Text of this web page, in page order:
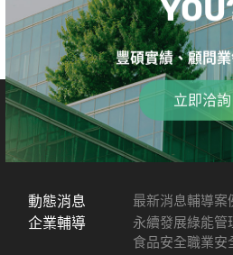
豐碩實績、顧問
立即洽詢
動態消息 最新消息輔導案
企業輔導 永續發展綠能管
食品安全職業安